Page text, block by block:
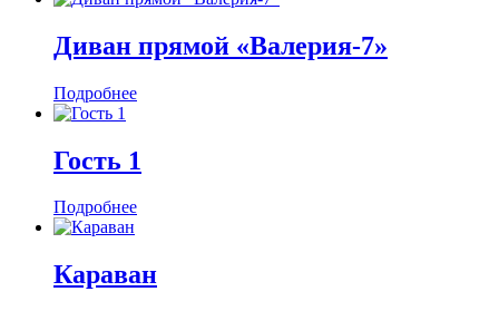
Диван прямой «Валерия-7»
Подробнее
Гость 1
Подробнее
Караван